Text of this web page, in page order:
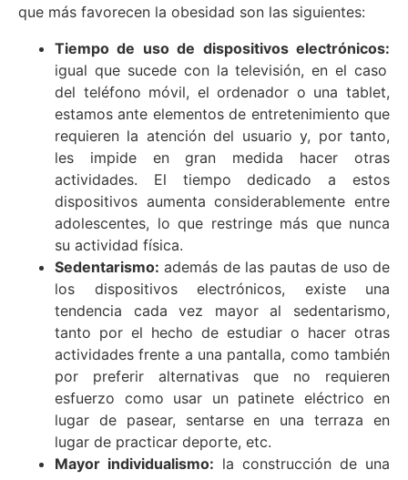
que más favorecen la obesidad son las siguientes:
Tiempo de uso de dispositivos electrónicos:
igual que sucede con la televisión, en el caso
del teléfono móvil, el ordenador o una tablet,
estamos ante elementos de entretenimiento que
requieren la atención del usuario y, por tanto,
les impide en gran medida hacer otras
actividades. El tiempo dedicado a estos
dispositivos aumenta considerablemente entre
adolescentes, lo que restringe más que nunca
su actividad física.
Sedentarismo: además de las pautas de uso de
los dispositivos electrónicos, existe una
tendencia cada vez mayor al sedentarismo,
tanto por el hecho de estudiar o hacer otras
actividades frente a una pantalla, como también
por preferir alternativas que no requieren
esfuerzo como usar un patinete eléctrico en
lugar de pasear, sentarse en una terraza en
lugar de practicar deporte, etc.
Mayor individualismo: la construcción de una